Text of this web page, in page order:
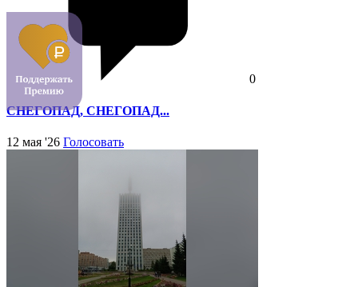
0
СНЕГОПАД, СНЕГОПАД...
12 мая '26 Голосовать